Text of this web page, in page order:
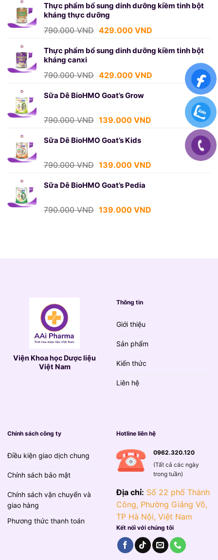
là:
750.000 VND.
tại
Thực phẩm bổ sung dinh dưỡng kiềm tinh bột
kháng thực dưỡng
790.000VND Giá
là:
429.000 VNDGiá
tại
429.000 VND.
Thực phẩm bổ sung dinh dưỡng kiềm tinh bột
kháng canxi
790.000VND Giá
là:
429.000 VNDGiá
429.000 VND.
Sữa Dê BioHMO Goat’s Grow
790.000VND Giá
là:
139.000 VNDGiá
139.000 VND.
Sữa Dê BioHMO Goat’s Kids
790.000VND Giá
là:
139.000 VNDGiá
Sữa Dê BioHMO Goat’s Pedia
790.000VND Giá
139.000 VNDGiá
Viện Khoa học Dược liệu
Việt Nam
Thông tin
Giới thiệu
Sản phẩm
Kiến thức
Liên hệ
Chính sách công ty
Điều kiện giao dịch chung
Chính sách bảo mật
Chính sách vận chuyển và
giao hàng
Phương thức thanh toán
Hotline liên hệ
0962.320.120
(Tất cả các ngày
trong tuần)
Địa chỉ: Số 22 phố Thành
Công, Phường Giảng Võ,
TP Hà Nội, Việt Nam
Kết nối với chúng tôi